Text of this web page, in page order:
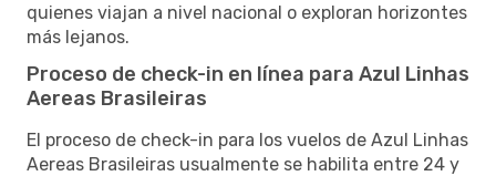
quienes viajan a nivel nacional o exploran horizontes
más lejanos.
Proceso de check-in en línea para Azul Linhas
Aereas Brasileiras
El proceso de check-in para los vuelos de Azul Linhas
Aereas Brasileiras usualmente se habilita entre 24 y